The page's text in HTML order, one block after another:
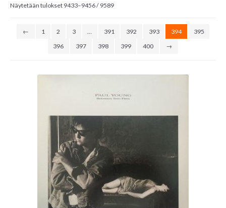
Näytetään tulokset 9433–9456 / 9589Sorted
←
1 2 3 391 392 393 394
395
396
397 398 399 400 →